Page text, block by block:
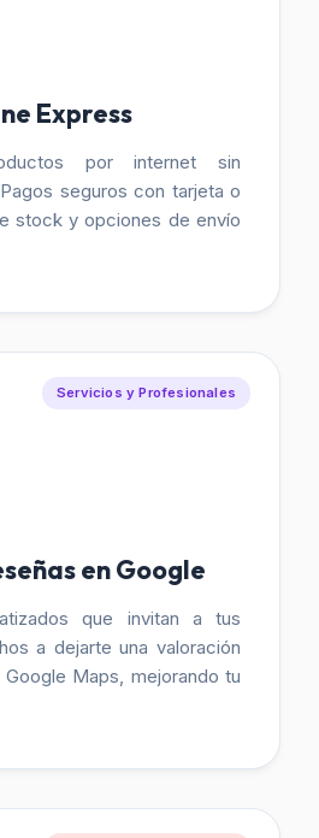
Express
por internet sin
seguros con tarjeta o
stock y opciones de envío
Servicios y Profesionales
en Google
que invitan a tus
a dejarte una valoración
Maps, mejorando tu